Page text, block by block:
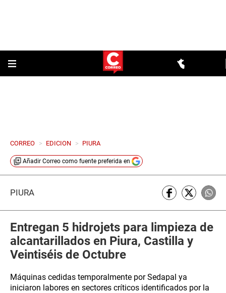
CORREO > EDICION > PIURA
Añadir Correo como fuente preferida en
PIURA
Entregan 5 hidrojets para limpieza de
alcantarillados en Piura, Castilla y
Veintiséis de Octubre
Máquinas cedidas temporalmente por Sedapal ya
iniciaron labores en sectores críticos identificados por la